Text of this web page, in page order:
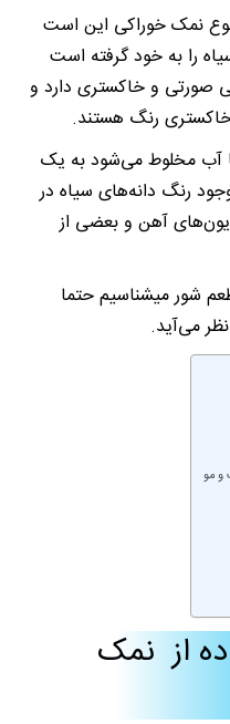
نمک خوراکی این است
را به خود گرفته است
و خاکستری دارد و
خاکستری رنگ هستند.
آب مخلوط می‌شود به یک
رنگ دانه‌های سیاه در
آهن و بعضی از
شور میشناسیم حتما
می‌آید.
و مو
از نمک